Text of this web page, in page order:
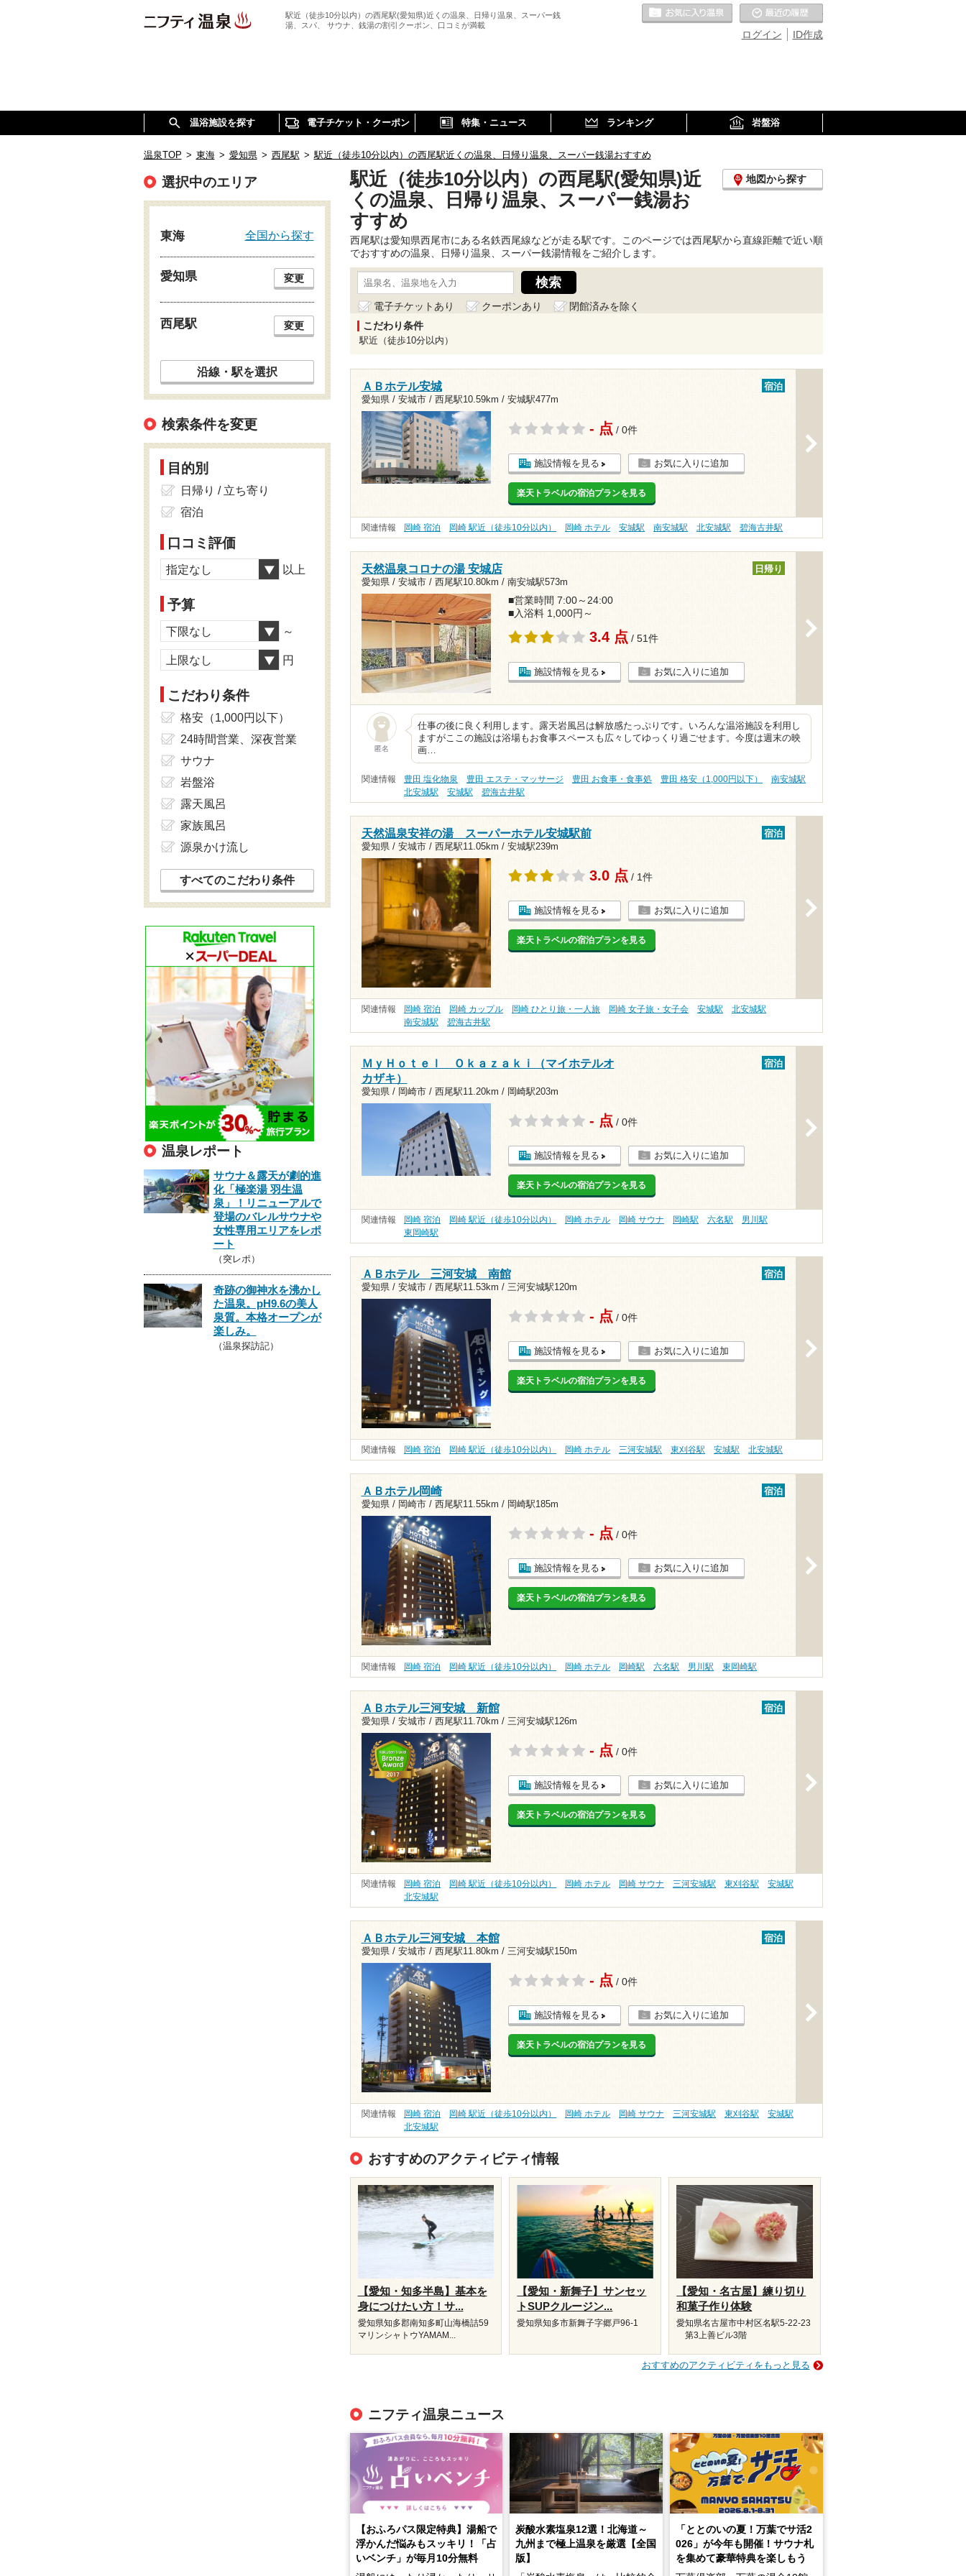
駅近（徒歩10分以内）の西尾駅(愛知県)近くの温泉、日帰り温泉、スーパー銭
湯、スパ、 サウナ、銭湯の割引クーポン、口コミが満載
ID作成
ログイン
お気に入りの温泉
温浴施設を探す 電子チケット・クーポン 特集・ニュース ランキング 岩盤浴
温泉TOP > 東海 > 愛知県 > 西尾駅 > 駅近（徒歩10分以内）の西尾駅近くの温泉、日帰り温泉、スーパー銭湯おすすめ
駅近（徒歩10分以内）の西尾駅(愛知県)近
くの温泉、日帰り温泉、スーパー銭湯お
すすめ
地図から探す
西尾駅は愛知県西尾市にある名鉄西尾線などが走る駅です。このページでは西尾駅から直線距離で近い順
でおすすめの温泉、日帰り温泉、スーパー銭湯情報をご紹介します。
電子チケットあり クーポンあり
閉館済みを除く
こだわり条件
駅近（徒歩10分以内）
ＡＢホテル安城
愛知県 / 安城市 / 西尾駅10.59km / 安城駅477m
宿泊
- 点 / 0件
施設情報を見る お気に入りに追加
楽天トラベルの宿泊プランを見る
関連情報 岡崎 宿泊 岡崎 駅近（徒歩10分以内） 岡崎 ホテル 安城駅 南安城駅 北安城駅 碧海古井駅
天然温泉コロナの湯 安城店
愛知県 / 安城市 / 西尾駅10.80km / 南安城駅573m
日帰り
■営業時間 7:00～24:00
■入浴料 1,000円～
3.4 点 / 51件
施設情報を見る お気に入りに追加
匿名
仕事の後に良く利用します。露天岩風呂は解放感たっぷりです。いろんな温浴施設を利用し
ますがここの施設は浴場もお食事スペースも広々してゆっくり過ごせます。今度は週末の映
画…
関連情報 豊田 塩化物泉 豊田 エステ・マッサージ 豊田 お食事・食事処 豊田 格安（1,000円以下）
南安城駅
北安城駅
安城駅 碧海古井駅
天然温泉安祥の湯 スーパーホテル安城駅前
愛知県 / 安城市 / 西尾駅11.05km / 安城駅239m
宿泊
3.0 点 / 1件
施設情報を見る お気に入りに追加
楽天トラベルの宿泊プランを見る
関連情報 岡崎 宿泊 岡崎 カップル 岡崎 ひとり旅・一人旅 岡崎 女子旅・女子会 安城駅
北安城駅
南安城駅
碧海古井駅
ＭｙＨｏｔｅｌ Ｏｋａｚａｋｉ（マイホテルオ
カザキ）
愛知県 / 岡崎市 / 西尾駅11.20km / 岡崎駅203m
宿泊
- 点 / 0件
施設情報を見る お気に入りに追加
楽天トラベルの宿泊プランを見る
関連情報 岡崎 宿泊 岡崎 駅近（徒歩10分以内） 岡崎 ホテル 岡崎 サウナ 岡崎駅 六名駅
男川駅
東岡崎駅
ＡＢホテル 三河安城 南館
愛知県 / 安城市 / 西尾駅11.53km / 三河安城駅120m
宿泊
- 点 / 0件
施設情報を見る お気に入りに追加
楽天トラベルの宿泊プランを見る
関連情報 岡崎 宿泊 岡崎 駅近（徒歩10分以内） 岡崎 ホテル 三河安城駅 東刈谷駅 安城駅 北安城駅
ＡＢホテル岡崎
愛知県 / 岡崎市 / 西尾駅11.55km / 岡崎駅185m
宿泊
- 点 / 0件
施設情報を見る お気に入りに追加
楽天トラベルの宿泊プランを見る
関連情報 岡崎 宿泊 岡崎 駅近（徒歩10分以内） 岡崎 ホテル 岡崎駅 六名駅 男川駅 東岡崎駅
ＡＢホテル三河安城 新館
愛知県 / 安城市 / 西尾駅11.70km / 三河安城駅126m
宿泊
- 点 / 0件
施設情報を見る お気に入りに追加
楽天トラベルの宿泊プランを見る
関連情報 岡崎 宿泊 岡崎 駅近（徒歩10分以内） 岡崎 ホテル 岡崎 サウナ 三河安城駅 東刈谷駅
安城駅
北安城駅
ＡＢホテル三河安城 本館
愛知県 / 安城市 / 西尾駅11.80km / 三河安城駅150m
宿泊
- 点 / 0件
施設情報を見る お気に入りに追加
楽天トラベルの宿泊プランを見る
関連情報 岡崎 宿泊 岡崎 駅近（徒歩10分以内） 岡崎 ホテル 岡崎 サウナ 三河安城駅 東刈谷駅
安城駅
北安城駅
おすすめのアクティビティ情報
【愛知・知多半島】基本を
身につけたい方！サ...
愛知県知多郡南知多町山海橋詰59
マリンシャトウYAMAM...
【愛知・新舞子】サンセッ
トSUPクルージン...
愛知県知多市新舞子字郷戸96-1
【愛知・名古屋】練り切り
和菓子作り体験
愛知県名古屋市中村区名駅5-22-23
第3上善ビル3階
おすすめのアクティビティをもっと見る
ニフティ温泉ニュース
【おふろパス限定特典】湯船で
浮かんだ悩みもスッキリ！「占
いベンチ」が毎月10分無料
炭酸水素塩泉12選！北海道～
九州まで極上温泉を厳選【全国
版】
「ととのいの夏！万葉でサ活2
026」が今年も開催！サウナ札
を集めて豪華特典を楽しもう
選択中のエリア
東海 全国から探す
愛知県 変更
西尾駅 変更
沿線・駅を選択
検索条件を変更
目的別
日帰り / 立ち寄り
宿泊
口コミ評価
指定なし 以上
予算
下限なし ～
上限なし 円
こだわり条件
格安（1,000円以下）
24時間営業、深夜営業
サウナ
岩盤浴
露天風呂
家族風呂
源泉かけ流し
すべてのこだわり条件
温泉レポート
サウナ＆露天が劇的進
化「極楽湯 羽生温
泉」！リニューアルで
登場のバレルサウナや
女性専用エリアをレポ
ート
（突レポ）
奇跡の御神水を沸かし
た温泉。pH9.6の美人
泉質。本格オープンが
楽しみ。
（温泉探訪記）